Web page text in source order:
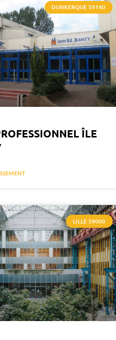
DUNKERQUE 59140
ÎLE
LILLE 59000